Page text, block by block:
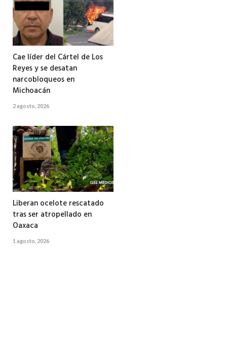
Cae líder del Cártel de Los
Reyes y se desatan
narcobloqueos en
Michoacán
2 agosto, 2026
Liberan ocelote rescatado
tras ser atropellado en
Oaxaca
1 agosto, 2026